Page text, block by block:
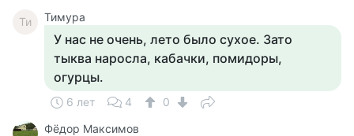
Ти Тимура
У нас не очень, лето было сухое. Зато
тыква наросла, кабачки, помидоры,
огурцы.
6 лет 4
0
Фёдор Максимов